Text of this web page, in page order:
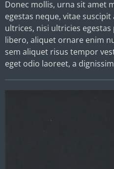
Donec mollis, urna sit amet
egestas neque, vitae
ultrices, nisi ultricies
libero, aliquet ornare enim
sem aliquet risus tempor
eget odio laoreet, a